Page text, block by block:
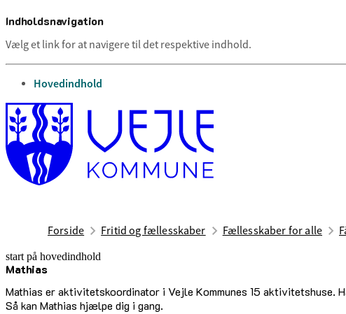
Indholdsnavigation
Vælg et link for at navigere til det respektive indhold.
gå til
Hovedindhold
Forside Fritid og fællesskaber Fællesskaber for alle
start på hovedindhold
Mathias
Mathias er aktivitetskoordinator i Vejle Kommunes 15 aktivitetshuse.
Så kan Mathias hjælpe dig i gang.
senest opdateret 23. juni 2026